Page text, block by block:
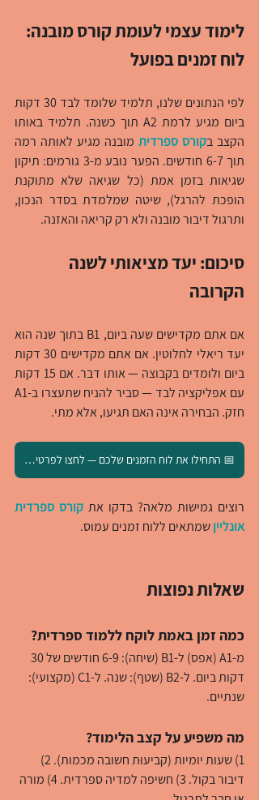
לימוד עצמי לעומת קורס מובנה:
לוח זמנים בפועל
הקצב בקורס ספרדית
ותרגול דיבור מובנה ולא רק קריאה והאזנה.
סיכום: יעד מציאותי לשנה
הקרובה
חזק. הבחירה אינה האם תגיעו, אלא מתי.
📅 התחילו את לוח הזמנים שלכם — לחצו לפרטי הקורס
רוצים גמישות מלאה? בדקו את
אונליין שמתאים ללוח זמנים עמוס.
שאלות נפוצות
כמה זמן באמת לוקח ללמוד ספרדית?
דקות ביום. ל-B2 (שטף): שנה. ל-C1 (מקצועי):
שנתיים.
מה משפיע על קצב הלימוד?
1) שעות יומיות (קביעוּת חשובה מכמות). 2)
דיבור בקול. 3) חשיפה למדיה ספרדית. 4) מורה